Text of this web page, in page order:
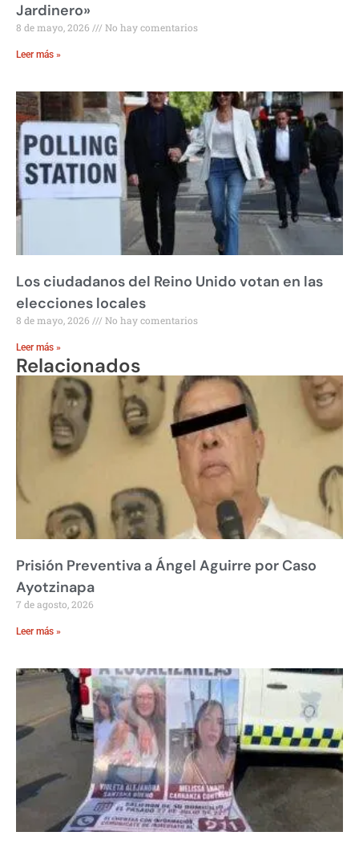
Jardinero»
8 de mayo, 2026 No hay comentarios
Leer más »
Los ciudadanos del Reino Unido votan en las
elecciones locales
8 de mayo, 2026 No hay comentarios
Leer más »
Relacionados
Prisión Preventiva a Ángel Aguirre por Caso
Ayotzinapa
7 de agosto, 2026
Leer más »